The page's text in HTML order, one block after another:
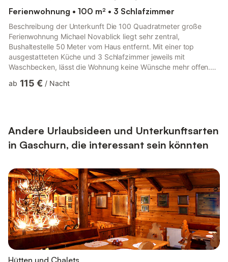
Ferienwohnung • 100 m² • 3 Schlafzimmer
Beschreibung der Unterkunft Die 100 Quadratmeter große
Ferienwohnung Michael Novablick liegt sehr zentral,
Bushaltestelle 50 Meter vom Haus entfernt. Mit einer top
ausgestatteten Küche und 3 Schlafzimmer jeweils mit
Waschbecken, lässt die Wohnung keine Wünsche mehr offen.
Sonstiges Check In: 15:00 - 18:00 Check Out: bis spätestens
bitte die Gebühren - DANKE! Zusa...
ab 115 € / Nacht
Andere Urlaubsideen und Unterkunftsarten
in Gaschurn, die interessant sein könnten
Hütten und Chalets